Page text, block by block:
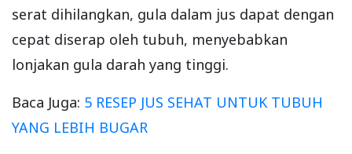
serat dihilangkan, gula dalam jus dapat dengan
cepat diserap oleh tubuh, menyebabkan
lonjakan gula darah yang tinggi.
Baca Juga: 5 RESEP JUS SEHAT UNTUK TUBUH
YANG LEBIH BUGAR